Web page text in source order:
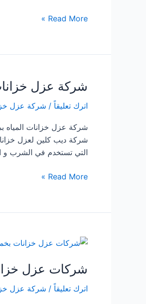
شركة
المياه
Read More »
شركة عزل
اترك تعليقاً / شركة عزل
شركة ديب كلين لعزل
التي تستخدم في الشرب و
شركة
المياه
عسير
Read More »
شركات عزل
اترك تعليقاً / شركة عزل